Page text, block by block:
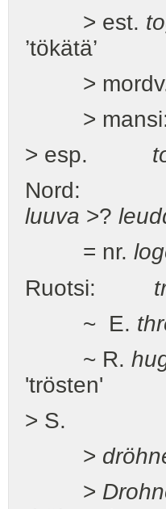
> est.
’tökätä’
> mordv.-
>
> esp.
Nord:
luuva >?
= nr.
Ruotsi:
~ E.
~ R.
'trösten'
>
>
>